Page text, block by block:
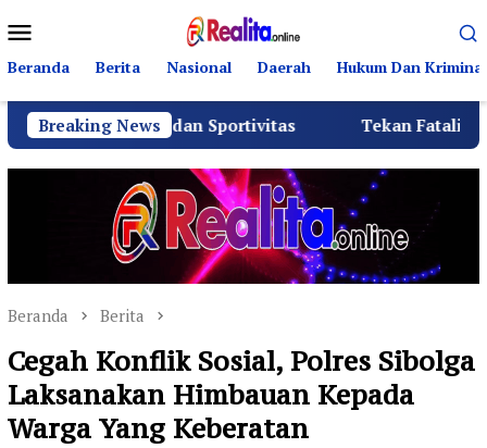
ke
kontenMobile
Beranda Berita Nasional Daerah Hukum Dan Kriminal
Breaking News
dan Sportivitas Tekan Fatalitas Kecelakaan,
Beranda Berita
Cegah Konflik Sosial, Polres Sibolga
Laksanakan Himbauan Kepada
Warga Yang Keberatan